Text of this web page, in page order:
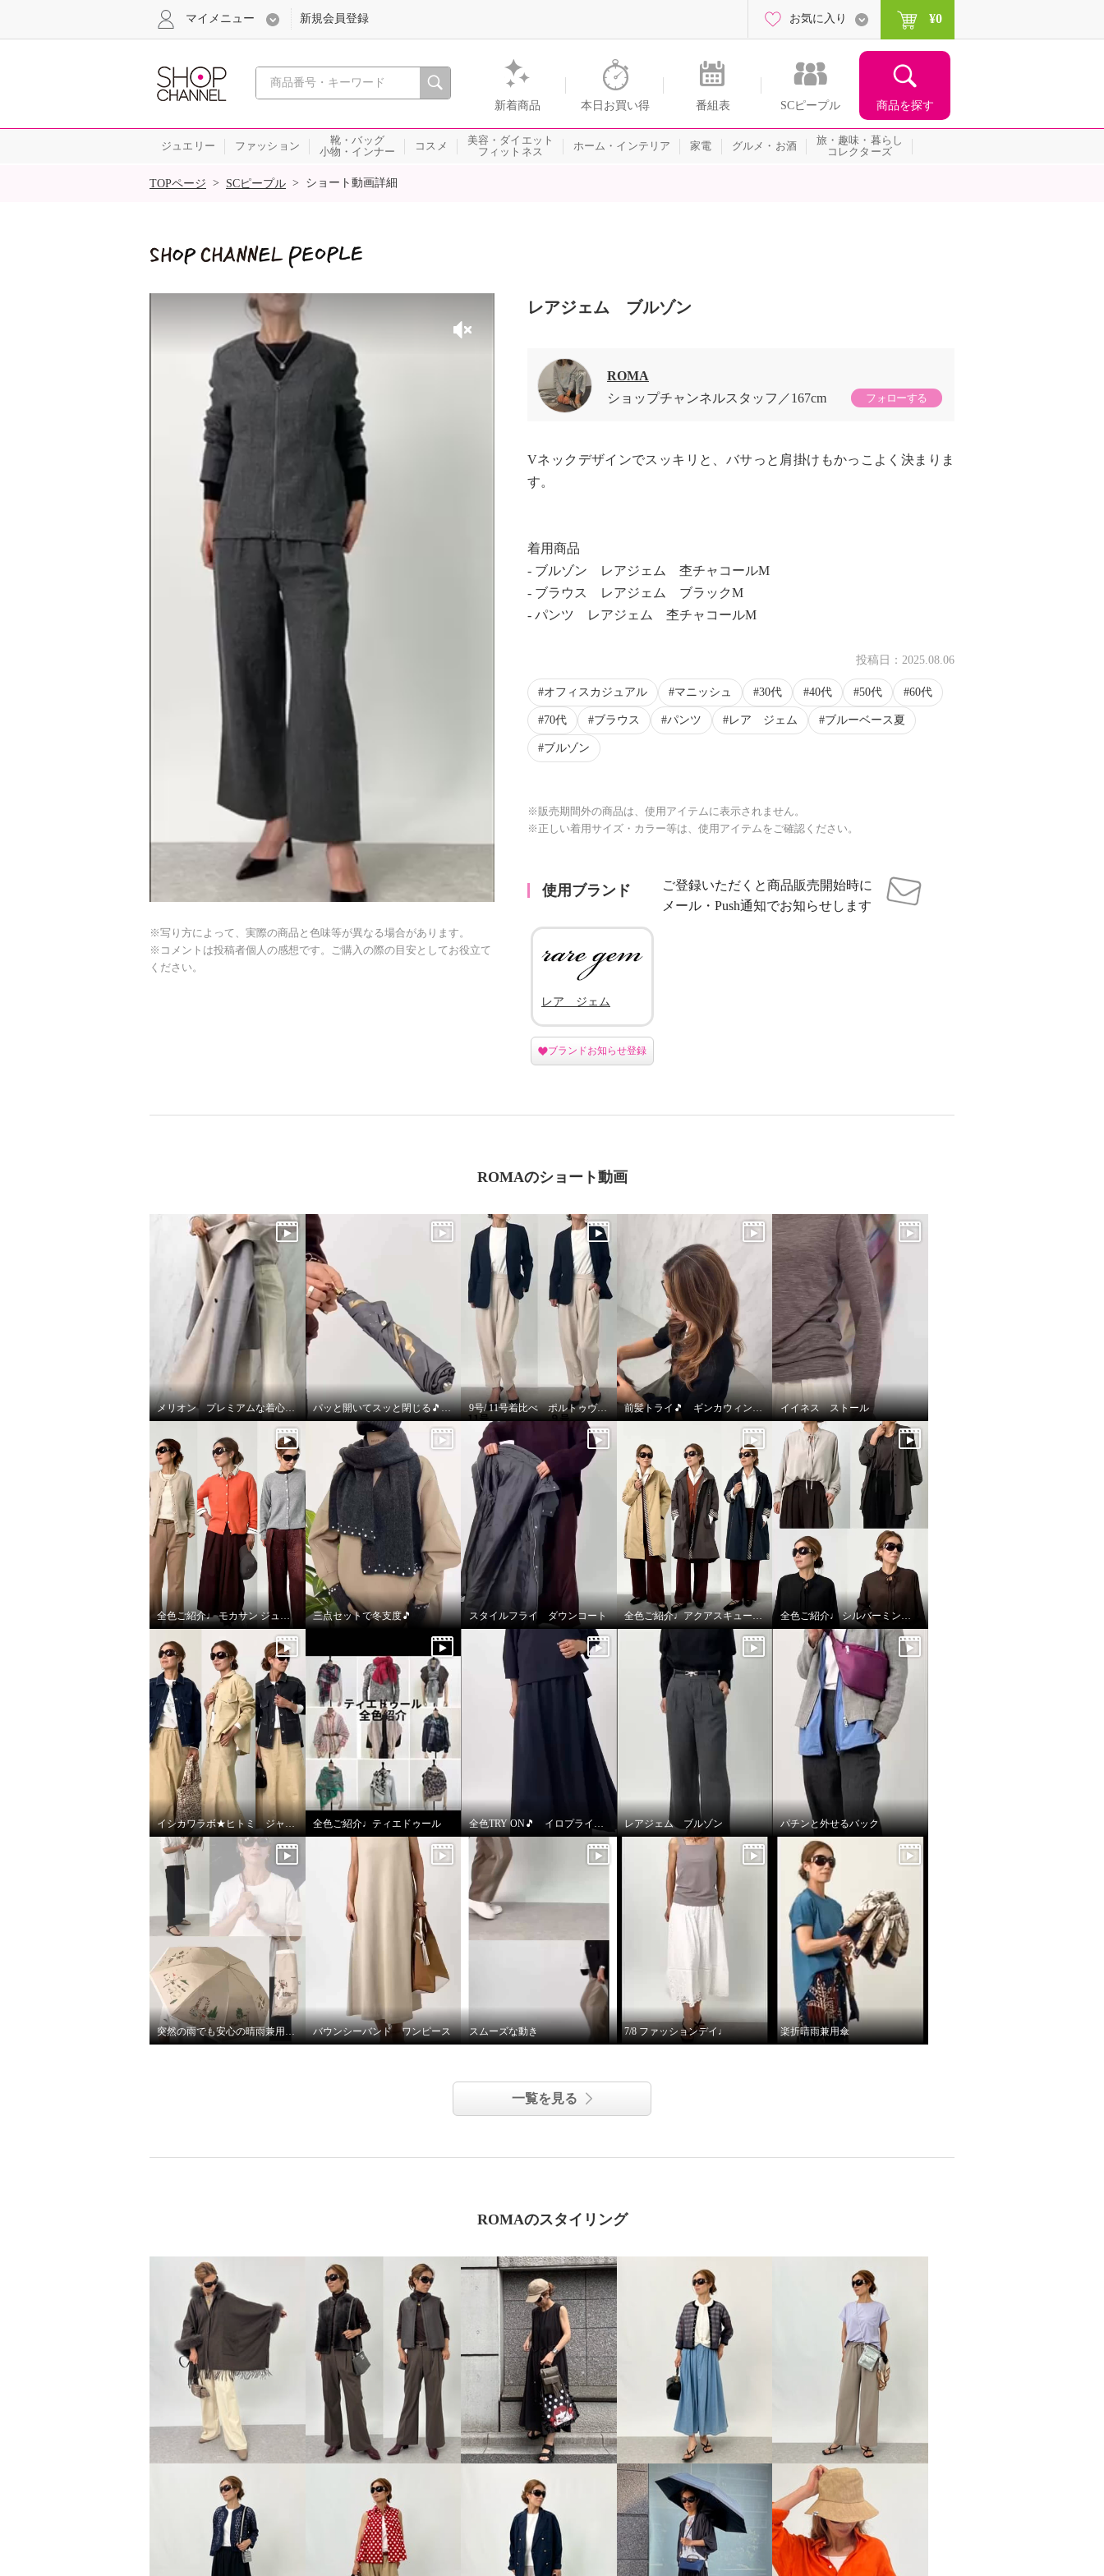
心おどる、瞬間を。通販・テレビショッピングのショップチャンネル
新着商品 本日お買い得 番組表 SCピープル 商品を探す
マイメニュー 新規会員登録 お気に入り ¥0
ジュエリー ファッション
靴・バッグ
小物・インナー
コスメ
美容・ダイエット
フィットネス
ホーム・インテリア 家電 グルメ・お酒
旅・趣味・暮らし
コレクターズ
SALE
TOPページ > SCピープル > ショート動画詳細
× 商品紹介
レア ジェム 天然素材のマリ
アージュ フレンチリネンとウ
ールで 大人の上質カジュアル
を シャープにまとうブルゾン
杢チャコール
レア ジェム 究極の細番手 プ
レミアムウール デザインＴブ
ラウス
ブラック Ｍ
※写り方によって、実際の商品と色味等が異なる場合があります。
※コメントは投稿者個人の感想です。ご購入の際の目安としてお役立て
ください。
レアジェム ブルゾン
ROMA
ショップチャンネルスタッフ
167cm フォローする
Vネックデザインでスッキリと、バサっと肩掛けもかっこよく決まりま
す。
着用商品
- ブルゾン レアジェム 杢チャコールM
- ブラウス レアジェム ブラックM
- パンツ レアジェム 杢チャコールM
投稿日： 2025.08.06
オフィスカジュアル マニッシュ 30代 40代 50代 60代
70代 ブラウス パンツ レア ジェム ブルーベース夏
ブルゾン
※販売期間外の商品は、使用アイテムに表示されません。
※正しい着用サイズ・カラー等は、使用アイテムをご確認ください。
使用ブランド
ご登録いただくと商品販売開始時に
メール・Push通知でお知らせします
レア ジェム
ブランドお知らせ登録
ROMAのショート動画
メリオン プレミアムな着心地🎵 パッと開いてスッと閉じる🎵晴雨兼用折りたたみジャンプ傘 9号/ 11号着比べ ポルトゥヴィータ ノーカラージャケット 前髪トライ🎵 ギンカウィンカ ドレスドヘアー イイネス ストール
全色ご紹介♩ モカサン ジュンコシマダ カーディガン 三点セットで冬支度🎵 スタイルフライ ダウンコート 全色ご紹介♩アクアスキュータム 全色ご紹介♩ シルバーミントシュガー アンサンブル
イシカワラボ★ヒトミ ジャケット全色ご紹介♩ 全色ご紹介♩ティエドゥール 全色TRY ON🎵 イロプライム ワンピース レアジェム ブルゾン パチンと外せるバック
突然の雨でも安心の晴雨兼用傘♩ バウンシーバンド ワンピース スムーズな動き 7/8 ファッションデイ♩ 楽折晴雨兼用傘
一覧を見る
ROMAのスタイリング